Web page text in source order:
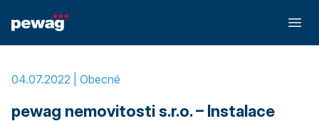
04.07.2022 | Obecné
pewag nemovitosti s.r.o. – Instalace